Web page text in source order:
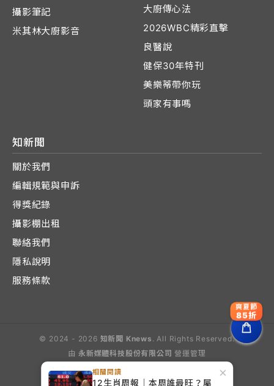
×
相關閱讀
12生肖周報｜本周誰最旺？屬
攝影筆記
米其林大廚影音
大廚傳心法
2026WBC精彩直擊
良醫說
健保30年特刊
美樂蒂帶你玩
頭家有事嗎
知新聞
關於我們
編輯規範與申訴
得獎紀錄
攝影棚出租
聯絡我們
隱私說明
服務條款
© 2024 - 2026 知新聞 Knews . All Rights Reserved.
由 永新媒體科技股份有限公司 營運管理
爽夏節
85折